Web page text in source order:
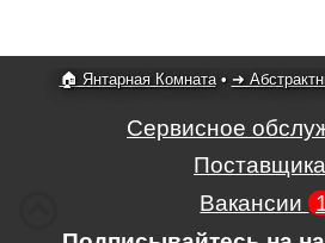
🏠 Янтарная Комната• ➜
Сервисное
Вакансии